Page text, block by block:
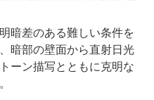
暗差のある難しい条件を
暗部の壁面から直射日光
ーン描写とともに克明な